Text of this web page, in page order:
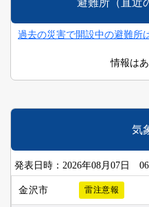
過去の災害で開設中の避難所
情報はあ
気
発表日時：2026年08月07日
金沢市 雷注意報